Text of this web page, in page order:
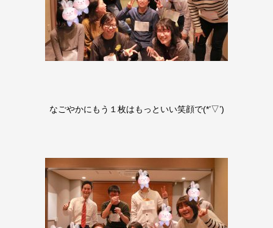
なごやかにもう１枚はもっといい笑顔で(*’▽’)